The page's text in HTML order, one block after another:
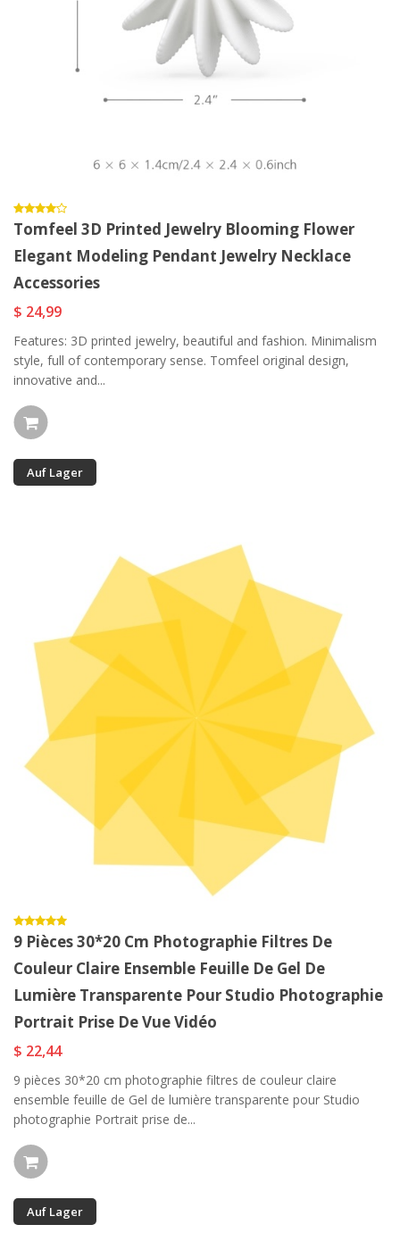
Tomfeel 3D Printed Jewelry Blooming Flower
Elegant Modeling Pendant Jewelry Necklace
Accessories
$ 24,99
Features: 3D printed jewelry, beautiful and fashion. Minimalism
style, full of contemporary sense. Tomfeel original design,
innovative and...
Auf Lager
9 Pièces 30*20 Cm Photographie Filtres De
Couleur Claire Ensemble Feuille De Gel De
Lumière Transparente Pour Studio Photographie
Portrait Prise De Vue Vidéo
$ 22,44
9 pièces 30*20 cm photographie filtres de couleur claire
ensemble feuille de Gel de lumière transparente pour Studio
photographie Portrait prise de...
Auf Lager